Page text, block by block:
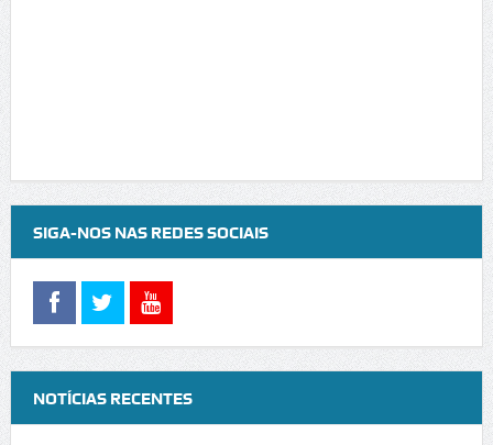
SIGA-NOS NAS REDES SOCIAIS
NOTÍCIAS RECENTES